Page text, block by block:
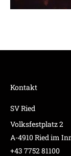
Kontakt
SV Ried
Volksfestplatz 2
A-4910 Ried im
+43 7752 81100